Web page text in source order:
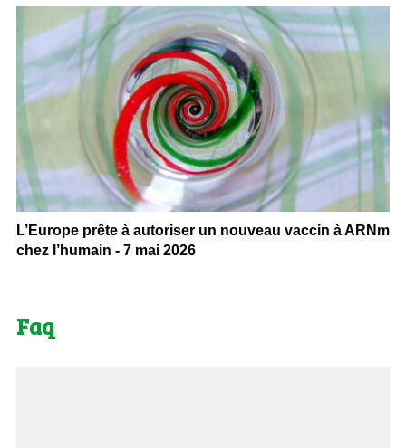
L’Europe prête à autoriser un nouveau vaccin à ARNm
chez l’humain - 7 mai 2026
Faq